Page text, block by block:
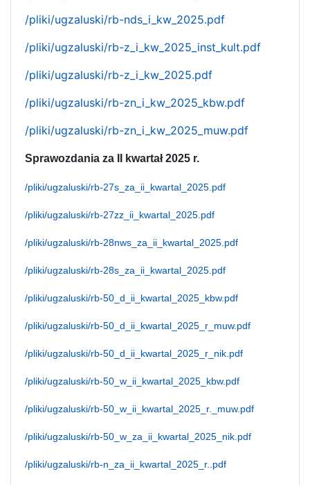
/pliki/ugzaluski/rb-nds_i_kw_2025.pdf
/pliki/ugzaluski/rb-z_i_kw_2025_inst_kult.pdf
/pliki/ugzaluski/rb-z_i_kw_2025.pdf
/pliki/ugzaluski/rb-zn_i_kw_2025_kbw.pdf
/pliki/ugzaluski/rb-zn_i_kw_2025_muw.pdf
Sprawozdania za II kwartał 2025 r.
/pliki/ugzaluski/rb-27s_za_ii_kwartal_2025.pdf
/pliki/ugzaluski/rb-27zz_ii_kwartal_2025.pdf
/pliki/ugzaluski/rb-28nws_za_ii_kwartal_2025.pdf
/pliki/ugzaluski/rb-28s_za_ii_kwartal_2025.pdf
/pliki/ugzaluski/rb-50_d_ii_kwartal_2025_kbw.pdf
/pliki/ugzaluski/rb-50_d_ii_kwartal_2025_r_muw.pdf
/pliki/ugzaluski/rb-50_d_ii_kwartal_2025_r_nik.pdf
/pliki/ugzaluski/rb-50_w_ii_kwartal_2025_kbw.pdf
/pliki/ugzaluski/rb-50_w_ii_kwartal_2025_r._muw.pdf
/pliki/ugzaluski/rb-50_w_za_ii_kwartal_2025_nik.pdf
/pliki/ugzaluski/rb-n_za_ii_kwartal_2025_r..pdf